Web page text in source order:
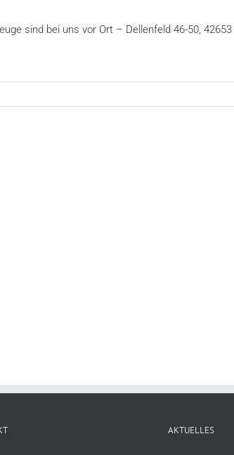
sind bei uns vor Ort – Dellenfeld 46-50,
AKTUELLES